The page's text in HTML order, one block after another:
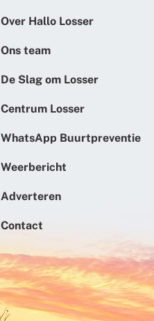
Over Hallo Losser
Ons team
De Slag om Losser
Centrum Losser
WhatsApp Buurtpreventie
Weerbericht
Adverteren
Contact